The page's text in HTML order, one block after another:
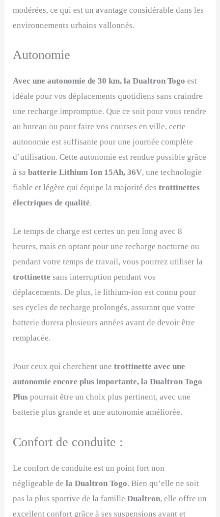
modérées, ce qui est un avantage considérable dans les
environnements urbains vallonnés.
Autonomie
Avec une autonomie de 30 km, la Dualtron Togo est
idéale pour vos déplacements quotidiens sans craindre
une recharge impromptue. Que ce soit pour vous rendre
au bureau ou pour faire vos courses en ville, cette
autonomie est suffisante pour une journée complète
d’utilisation. Cette autonomie est rendue possible grâce
à sabatterie Lithium Ion 15Ah, 36V, une technologie
fiable et légère qui équipe la majorité destrottinettes
électriques de qualité.
Le temps de charge est certes un peu long avec 8
heures, mais en optant pour une recharge nocturne ou
pendant votre temps de travail, vous pourrez utiliser la
trottinettesans interruption pendant vos
déplacements. De plus, le lithium-ion est connu pour
ses cycles de recharge prolongés, assurant que votre
batterie durera plusieurs années avant de devoir être
remplacée.
Pour ceux qui cherchent unetrottinette avec une
autonomie encore plus importante, la Dualtron Togo
Pluspourrait être un choix plus pertinent, avec une
batterie plus grande et une autonomie améliorée.
Confort de conduite :
Le confort de conduite est un point fort non
négligeable dela Dualtron Togo. Bien qu’elle ne soit
pas la plus sportive de la familleDualtron, elle offre un
excellent confort grâce à ses suspensions avant et